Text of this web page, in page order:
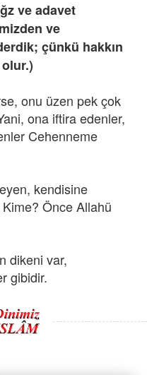
ve adavet
ve
çünkü hakkın
onu üzen pek çok
ona iftira edenler,
Cehenneme
kendisine
Kime? Önce Allahü
dikeni var,
gibidir.